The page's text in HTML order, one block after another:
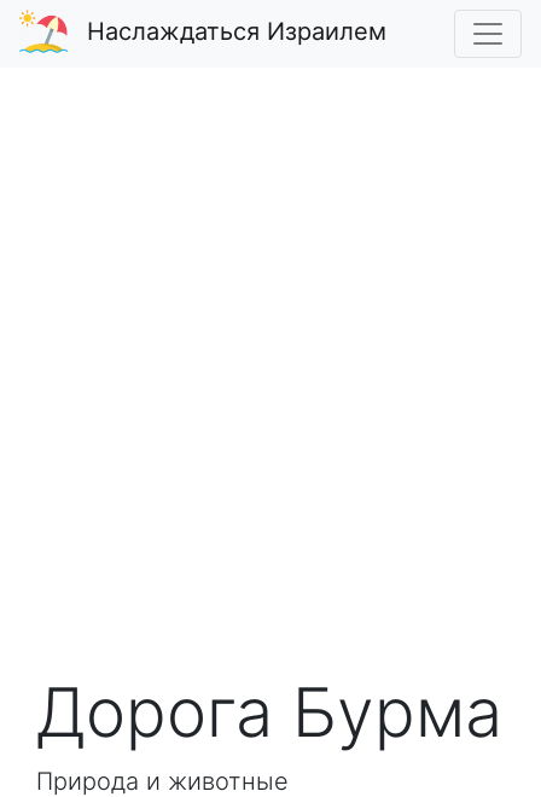
Наслаждаться Израилем
Дорога Бурма
Природа и животные